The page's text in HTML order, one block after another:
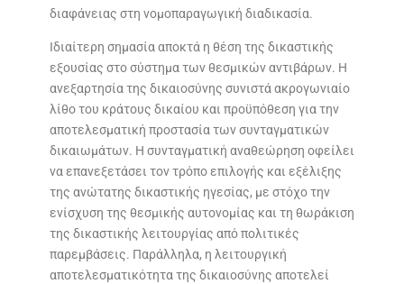
διαφάνειας στη νομοπαραγωγική διαδικασία.
Ιδιαίτερη σημασία αποκτά η θέση της δικαστικής
εξουσίας στο σύστημα των θεσμικών αντιβάρων. Η
ανεξαρτησία της δικαιοσύνης συνιστά ακρογωνιαίο
λίθο του κράτους δικαίου και προϋπόθεση για την
αποτελεσματική προστασία των συνταγματικών
δικαιωμάτων. Η συνταγματική αναθεώρηση οφείλει
να επανεξετάσει τον τρόπο επιλογής και εξέλιξης
της ανώτατης δικαστικής ηγεσίας, με στόχο την
ενίσχυση της θεσμικής αυτονομίας και τη θωράκιση
της δικαστικής λειτουργίας από πολιτικές
παρεμβάσεις. Παράλληλα, η λειτουργική
αποτελεσματικότητα της δικαιοσύνης αποτελεί